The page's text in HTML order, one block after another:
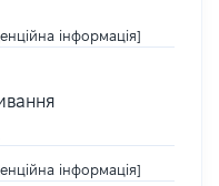
інформація]
інформація]